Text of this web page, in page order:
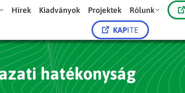
Hírek Kiadványok Projektek Rólunk
KAPITE
hatékonyság